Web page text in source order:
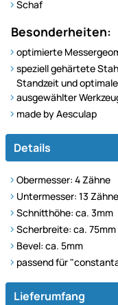
Schaf
Besonderheiten:
optimierte
speziell gehärtete
Standzeit und
ausgewählter
made by Aesculap
Details
Obermesser: 4 Zähne
Untermesser: 13 Zähne
Schnitthöhe: ca. 3mm
Scherbreite: ca. 75mm
Bevel: ca. 5mm
passend für
Lieferumfang